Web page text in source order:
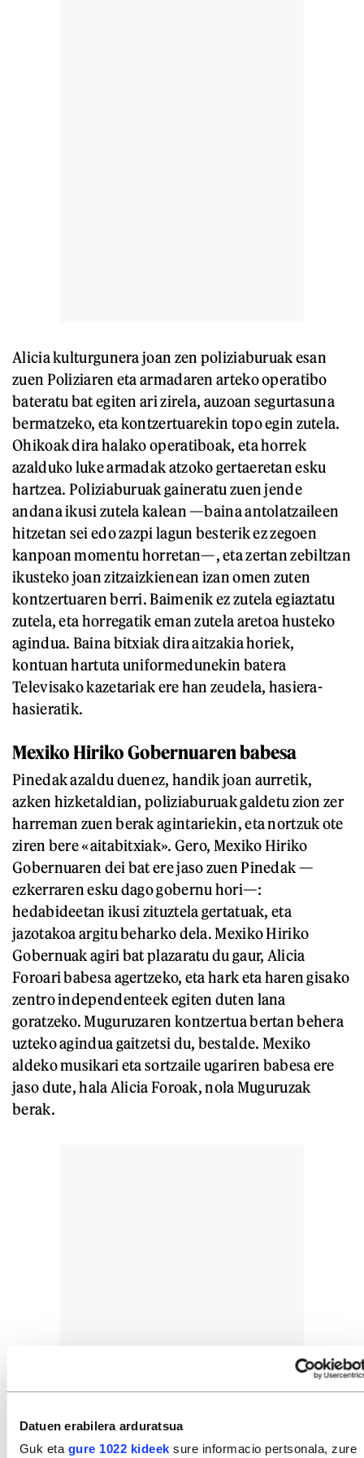
Datuen erabilera arduratsua
Guk eta gure 1022 kideek sure informacio pertsonala, zure
Alicia kulturgunera joan zen poliziaburuak esan
zuen Poliziaren eta armadaren arteko operatibo
bateratu bat egiten ari zirela, auzoan segurtasuna
bermatzeko, eta kontzertuarekin topo egin zutela.
Ohikoak dira halako operatiboak, eta horrek
azalduko luke armadak atzoko gertaeretan esku
hartzea. Poliziaburuak gaineratu zuen jende
andana ikusi zutela kalean —baina antolatzaileen
hitzetan sei edo zazpi lagun besterik ez zegoen
kanpoan momentu horretan—, eta zertan zebiltzan
ikusteko joan zitzaizkienean izan omen zuten
kontzertuaren berri. Baimenik ez zutela egiaztatu
zutela, eta horregatik eman zutela aretoa husteko
agindua. Baina bitxiak dira aitzakia horiek,
kontuan hartuta uniformedunekin batera
Televisako kazetariak ere han zeudela, hasiera-
hasieratik.
Mexiko Hiriko Gobernuaren babesa
Pinedak azaldu duenez, handik joan aurretik,
azken hizketaldian, poliziaburuak galdetu zion zer
harreman zuen berak agintariekin, eta nortzuk ote
ziren bere «aitabitxiak». Gero, Mexiko Hiriko
Gobernuaren dei bat ere jaso zuen Pinedak —
ezkerraren esku dago gobernu hori—:
hedabideetan ikusi zituztela gertatuak, eta
jazotakoa argitu beharko dela. Mexiko Hiriko
Gobernuak agiri bat plazaratu du gaur, Alicia
Foroari babesa agertzeko, eta hark eta haren gisako
zentro independenteek egiten duten lana
goratzeko. Muguruzaren kontzertua bertan behera
uzteko agindua gaitzetsi du, bestalde. Mexiko
aldeko musikari eta sortzaile ugariren babesa ere
jaso dute, hala Alicia Foroak, nola Muguruzak
berak.